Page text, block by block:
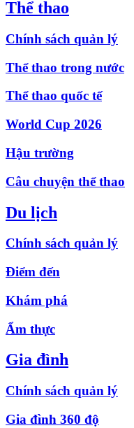
Thể thao
Chính sách quản lý
Thể thao trong nước
Thể thao quốc tế
World Cup 2026
Hậu trường
Câu chuyện thể thao
Du lịch
Chính sách quản lý
Điểm đến
Khám phá
Ẩm thực
Gia đình
Chính sách quản lý
Gia đình 360 độ